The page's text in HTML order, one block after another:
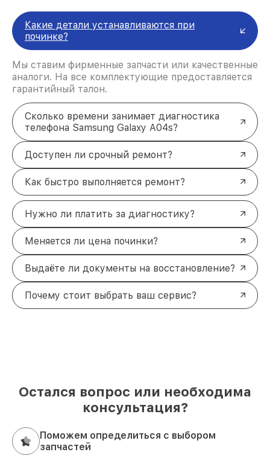
Какие детали устанавливаются при
починке?
Мы ставим фирменные запчасти или качественные
аналоги. На все комплектующие предоставляется
гарантийный талон.
Сколько времени занимает диагностика
телефона Samsung Galaxy A04s?
Доступен ли срочный ремонт?
Как быстро выполняется ремонт?
Нужно ли платить за диагностику?
Меняется ли цена починки?
Выдаёте ли документы на восстановление?
Почему стоит выбрать ваш сервис?
Остался вопрос или необходима
консультация?
Поможем определиться с выбором
запчастей